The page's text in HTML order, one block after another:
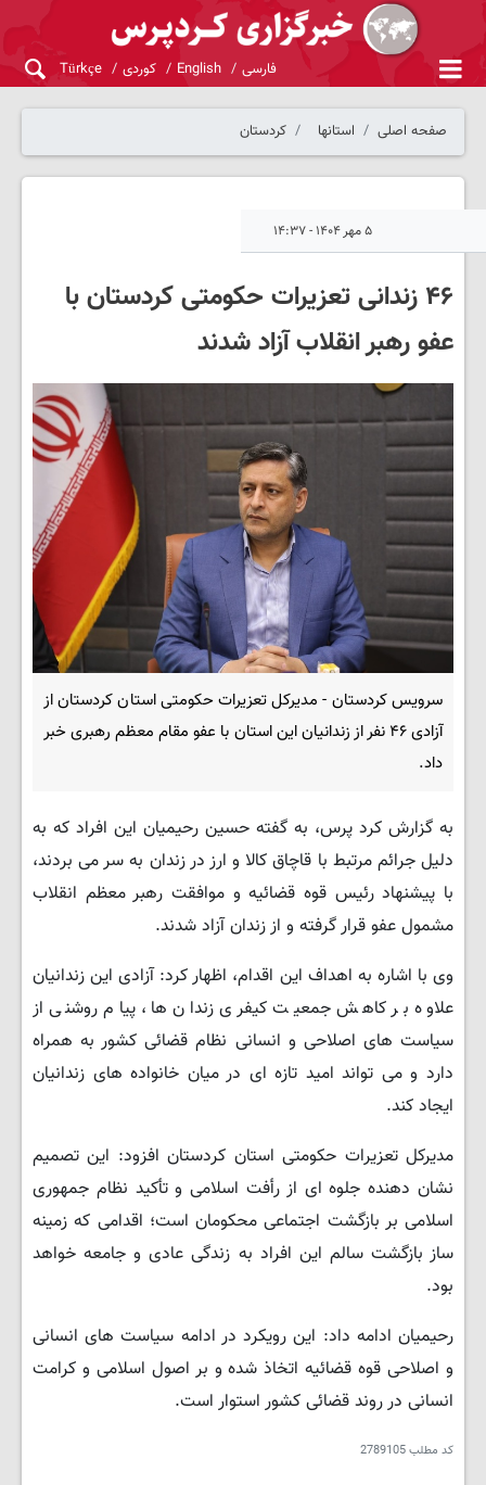
فارسی English کوردی Türkçe
صفحه اصلی استانها کردستان
۵ مهر ۱۴۰۴ - ۱۴:۳۷
۴۶ زندانی تعزیرات حکومتی کردستان با
عفو رهبر انقلاب آزاد شدند
سرویس کردستان - مدیرکل تعزیرات حکومتی استان کردستان از
آزادی ۴۶ نفر از زندانیان این استان با عفو مقام معظم رهبری خبر
داد.
به گزارش کرد پرس، به گفته حسین رحیمیان این افراد که به
دلیل جرائم مرتبط با قاچاق کالا و ارز در زندان به سر می بردند،
با پیشنهاد رئیس قوه قضائیه و موافقت رهبر معظم انقلاب
مشمول عفو قرار گرفته و از زندان آزاد شدند.
وی با اشاره به اهداف این اقدام، اظهار کرد: آزادی این زندانیان
علاوه بر کاهش جمعیت کیفری زندان ها، پیام روشنی از
سیاست های اصلاحی و انسانی نظام قضائی کشور به همراه
دارد و می تواند امید تازه ای در میان خانواده های زندانیان
ایجاد کند.
مدیرکل تعزیرات حکومتی استان کردستان افزود: این تصمیم
نشان دهنده جلوه ای از رأفت اسلامی و تأکید نظام جمهوری
اسلامی بر بازگشت اجتماعی محکومان است؛ اقدامی که زمینه
ساز بازگشت سالم این افراد به زندگی عادی و جامعه خواهد
بود.
رحیمیان ادامه داد: این رویکرد در ادامه سیاست های انسانی
و اصلاحی قوه قضائیه اتخاذ شده و بر اصول اسلامی و کرامت
انسانی در روند قضائی کشور استوار است.
کد مطلب2789105